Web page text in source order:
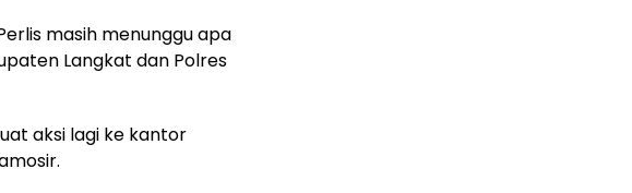
masih menunggu apa
Langkat dan Polres
aksi lagi ke kantor